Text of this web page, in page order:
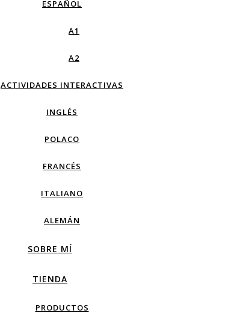
ESPAÑOL
A1
A2
ACTIVIDADES INTERACTIVAS
INGLÉS
POLACO
FRANCÉS
ITALIANO
ALEMÁN
SOBRE MÍ
TIENDA
PRODUCTOS